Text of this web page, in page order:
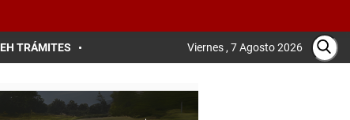
EH TRÁMITES Viernes , 7 Agosto 2026